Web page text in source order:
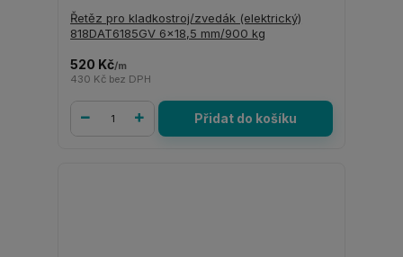
Řetěz pro kladkostroj/zvedák (elektrický)
818DAT6185GV 6x18,5 mm/900 kg
520 Kč/m
430 Kč bez DPH
Přidat do košíku